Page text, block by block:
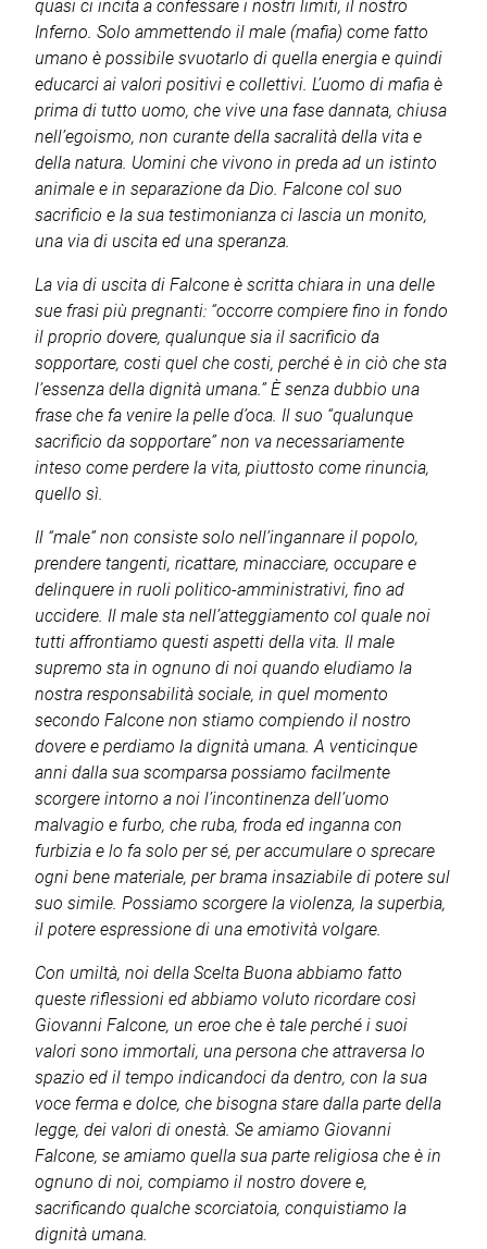
quasi ci incita a confessare i nostri limiti, il nostro
Inferno. Solo ammettendo il male (mafia) come fatto
umano è possibile svuotarlo di quella energia e quindi
educarci ai valori positivi e collettivi. L’uomo di mafia è
prima di tutto uomo, che vive una fase dannata, chiusa
nell’egoismo, non curante della sacralità della vita e
della natura. Uomini che vivono in preda ad un istinto
animale e in separazione da Dio. Falcone col suo
sacrificio e la sua testimonianza ci lascia un monito,
una via di uscita ed una speranza.
La via di uscita di Falcone è scritta chiara in una delle
sue frasi più pregnanti: “occorre compiere fino in fondo
il proprio dovere, qualunque sia il sacrificio da
sopportare, costi quel che costi, perché è in ciò che sta
l’essenza della dignità umana.” È senza dubbio una
frase che fa venire la pelle d’oca. Il suo “qualunque
sacrificio da sopportare” non va necessariamente
inteso come perdere la vita, piuttosto come rinuncia,
quello sì.
Il “male” non consiste solo nell’ingannare il popolo,
prendere tangenti, ricattare, minacciare, occupare e
delinquere in ruoli politico-amministrativi, fino ad
uccidere. Il male sta nell’atteggiamento col quale noi
tutti affrontiamo questi aspetti della vita. Il male
supremo sta in ognuno di noi quando eludiamo la
nostra responsabilità sociale, in quel momento
secondo Falcone non stiamo compiendo il nostro
dovere e perdiamo la dignità umana. A venticinque
anni dalla sua scomparsa possiamo facilmente
scorgere intorno a noi l’incontinenza dell’uomo
malvagio e furbo, che ruba, froda ed inganna con
furbizia e lo fa solo per sé, per accumulare o sprecare
ogni bene materiale, per brama insaziabile di potere sul
suo simile. Possiamo scorgere la violenza, la superbia,
il potere espressione di una emotività volgare.
Con umiltà, noi della Scelta Buona abbiamo fatto
queste riflessioni ed abbiamo voluto ricordare così
Giovanni Falcone, un eroe che è tale perché i suoi
valori sono immortali, una persona che attraversa lo
spazio ed il tempo indicandoci da dentro, con la sua
voce ferma e dolce, che bisogna stare dalla parte della
legge, dei valori di onestà. Se amiamo Giovanni
Falcone, se amiamo quella sua parte religiosa che è in
ognuno di noi, compiamo il nostro dovere e,
sacrificando qualche scorciatoia, conquistiamo la
dignità umana.